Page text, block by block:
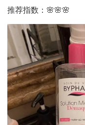
推荐指数：🌸🌸🌸